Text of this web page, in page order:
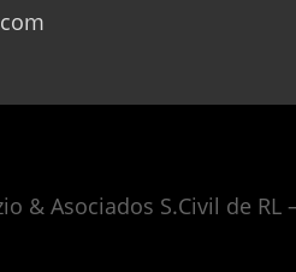
& Asociados S.Civil de RL